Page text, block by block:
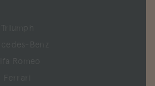
Triumph
Benz
Alfa Romeo
Ferrari